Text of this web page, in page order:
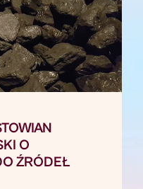
O
ŹRÓDEŁ